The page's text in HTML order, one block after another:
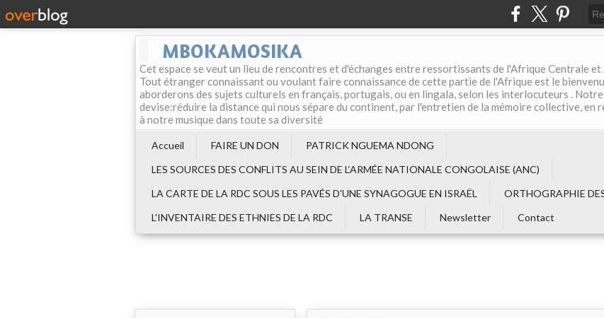
MBOKAMOSIKA
Cet espace se veut un lieu de rencontres et d'échanges entre ressortissants de l'Afrique Centrale et
Tout étranger connaissant ou voulant faire connaissance de cette partie de l'Afrique est le
aborderons des sujets culturels en français, portugais, ou en lingala, selon les interlocuteurs . Notre
devise:réduire la distance qui nous sépare du continent, par l'entretien de la mémoire collective, en
à notre musique dans toute sa diversité
Accueil FAIRE UN DON
PATRICK NGUEMA NDONG
LES SOURCES DES CONFLITS AU SEIN DE L‘ARMÉE NATIONALE CONGOLAISE (ANC)
LA CARTE DE LA RDC SOUS LES PAVÉS D'UNE SYNAGOGUE EN ISRAËL
ORTHOGRAPHIE
L'INVENTAIRE DES ETHNIES DE LA RDC
LA TRANSE Newsletter Contact